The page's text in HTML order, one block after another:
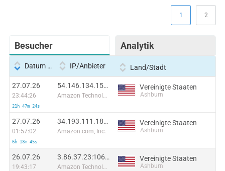
Besucher Analytik
1 2
Datum und Uhrzeit IP/Anbieter Land/Stadt
27.07.26
23:44:26
21h 47m 24s
54.146.134.152:23740
Amazon Technologies Inc.
Vereinigte Staaten
Ashburn
27.07.26
01:57:02
6h 13m 45s
34.193.111.181:54754
Amazon.com, Inc.
Vereinigte Staaten
Ashburn
26.07.26
19:43:17
3.86.37.23:10638
Amazon Technologies Inc.
Vereinigte Staaten
Ashburn